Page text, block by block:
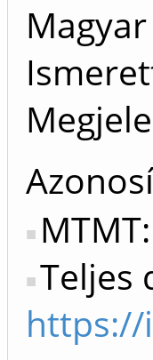
Teljes
https://